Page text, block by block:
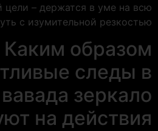
– держатся в уме на всю
с изумительной резкостью.
Каким образом
следы в
зеркало
на действия